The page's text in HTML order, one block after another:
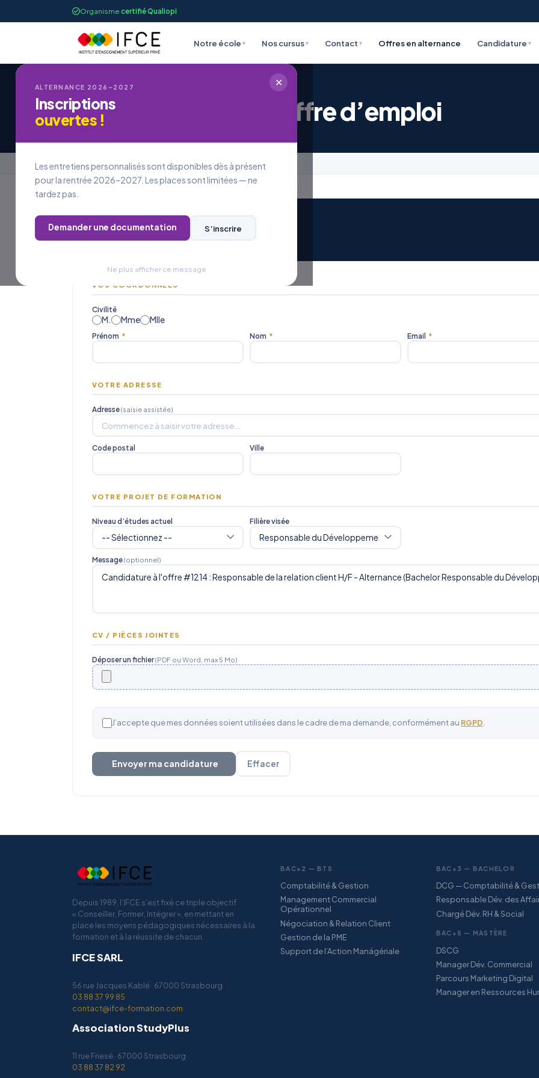
Organisme certifié Qualiopi
Notre école ▾ Nos cursus▾ Contact ▾ Offres en alternance Candidature ▾
✕
ALTERNANCE 2026–2027
Inscriptions
ouvertes !
Les entretiens personnalisés sont disponibles dès à présent
pour la rentrée 2026–2027. Les places sont limitées — ne
tardez pas.
Demander une documentation S’inscrire
Ne plus afficher ce message
Candidature à une offre d’emploi
Accueil › Candidature à une offre d’emploi
Postuler àune offre
VOS COORDONNÉES
Civilité
M. Mme Mlle
Prénom * Nom * Email *
VOTRE ADRESSE
Adresse(saisie assistée)
Code postal Ville
VOTRE PROJET DE FORMATION
Niveau d’études actuel Filière visée
Message(optionnel)
CV / PIÈCES JOINTES
Déposer un fichier(PDF ou Word, max 5 Mo)
J’accepte que mes données soient utilisées dans le cadre de ma demande, conformément au RGPD.
Envoyer ma candidature Effacer
Depuis 1989, l’IFCE s’est fixé ce triple objectif
« Conseiller, Former, Intégrer », en mettant en
place les moyens pédagogiques nécessaires à la
formation et à la réussite de chacun.
IFCE SARL
56 rue Jacques Kablé · 67000 Strasbourg
03 88 37 99 85
contact@ifce-formation.com
Association StudyPlus
11 rue Friesé · 67000 Strasbourg
03 88 37 82 92
BAC+2 — BTS
Comptabilité & Gestion
Management Commercial
Opérationnel
Négociation & Relation Client
Gestion de la PME
Support de l’Action Manágériale
BAC+3 — BACHELOR
DCG — Comptabilité &
Responsable Dév. des
Chargé Dév. RH & Social
BAC+5 — MASTÈRE
DSCG
Manager Dév. Commercial
Parcours Marketing Digital
Manager en Ressources